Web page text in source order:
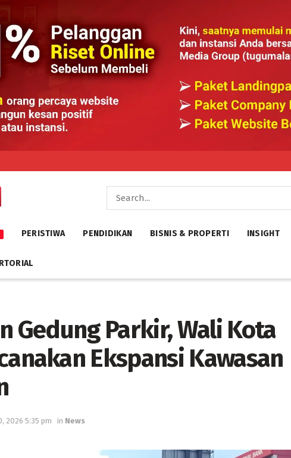
PERISTIWA PENDIDIKAN BISNIS & PROPERTI INSIGHT
Gedung Parkir, Wali Kota
Ekspansi Kawasan
2026 5:35 pm in News